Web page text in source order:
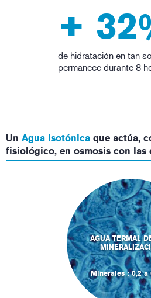
+
de hidratación en tan
permanece durante 8
Un Agua isotónica que actúa,
fisiológico, en osmosis con las
AGUA TERMAL
Minerales : 0,2 a